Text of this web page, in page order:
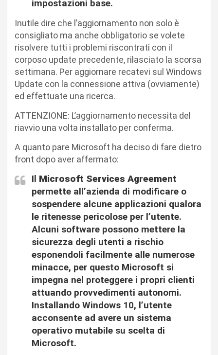
impostazioni base.
Inutile dire che l’aggiornamento non solo è
consigliato ma anche obbligatorio se volete
risolvere tutti i problemi riscontrati con il
corposo update precedente, rilasciato la scorsa
settimana. Per aggiornare recatevi sul Windows
Update con la connessione attiva (ovviamente)
ed effettuate una ricerca.
ATTENZIONE: L’aggiornamento necessita del
riavvio una volta installato per conferma.
A quanto pare Microsoft ha deciso di fare dietro
front dopo aver affermato:
Il Microsoft Services Agreement
permette all’azienda di modificare o
sospendere alcune applicazioni qualora
le ritenesse pericolose per l’utente.
Alcuni software possono mettere la
sicurezza degli utenti a rischio
esponendoli facilmente alle numerose
minacce, per questo Microsoft si
impegna nel proteggere i propri clienti
attuando provvedimenti autonomi.
Installando Windows 10, l’utente
acconsente ad avere un sistema
operativo mutabile su scelta di
Microsoft.